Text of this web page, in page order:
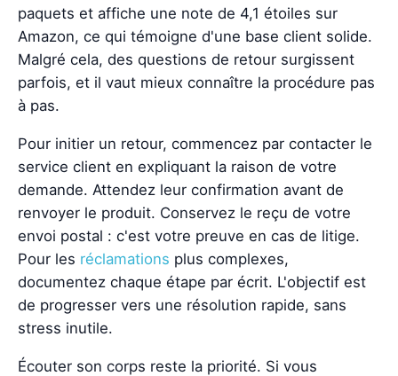
paquets et affiche une note de 4,1 étoiles sur
Amazon, ce qui témoigne d'une base client solide.
Malgré cela, des questions de retour surgissent
parfois, et il vaut mieux connaître la procédure pas
à pas.
Pour initier un retour, commencez par contacter le
service client en expliquant la raison de votre
demande. Attendez leur confirmation avant de
renvoyer le produit. Conservez le reçu de votre
envoi postal : c'est votre preuve en cas de litige.
Pour les réclamations plus complexes,
documentez chaque étape par écrit. L'objectif est
de progresser vers une résolution rapide, sans
stress inutile.
Écouter son corps reste la priorité. Si vous